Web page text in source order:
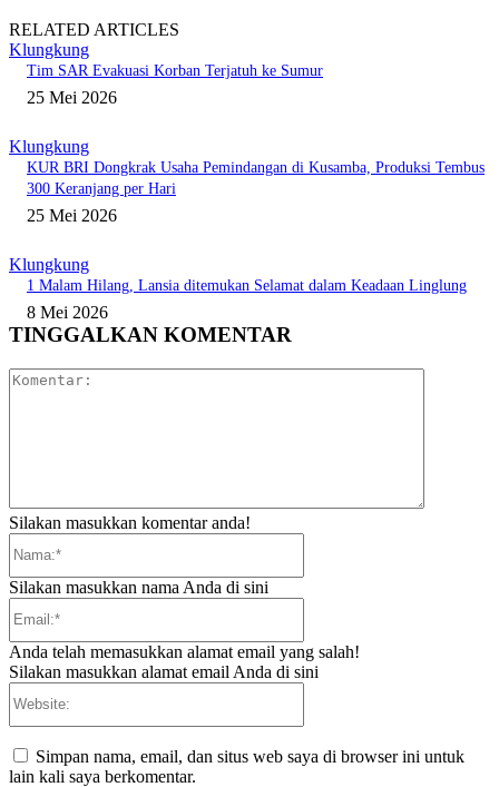
RELATED ARTICLES
Klungkung
Tim SAR Evakuasi Korban Terjatuh ke Sumur
25 Mei 2026
Klungkung
KUR BRI Dongkrak Usaha Pemindangan di Kusamba, Produksi Tembus
300 Keranjang per Hari
25 Mei 2026
Klungkung
1 Malam Hilang, Lansia ditemukan Selamat dalam Keadaan Linglung
8 Mei 2026
TINGGALKAN KOMENTAR
Silakan masukkan komentar anda!
Silakan masukkan nama Anda di sini
Anda telah memasukkan alamat email yang salah!
Silakan masukkan alamat email Anda di sini
Simpan nama, email, dan situs web saya di browser ini untuk
lain kali saya berkomentar.